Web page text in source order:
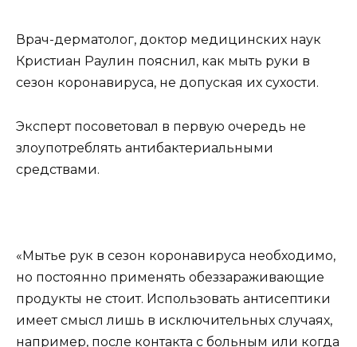
Врач-дерматолог, доктор медицинских наук
Кристиан Раулин пояснил, как мыть руки в
сезон коронавируса, не допуская их сухости.
Эксперт посоветовал в первую очередь не
злоупотреблять антибактериальными
средствами.
«Мытье рук в сезон коронавируса необходимо,
но постоянно применять обеззараживающие
продукты не стоит. Использовать антисептики
имеет смысл лишь в исключительных случаях,
например, после контакта с больным или когда